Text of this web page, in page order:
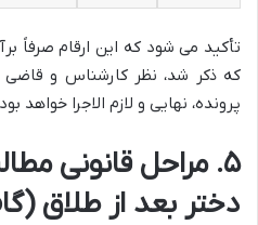
تأکید می شود که این ارقام صرفاً
که ذکر شد، نظر کارشناس و
پرونده، نهایی و لازم الاجرا خواهد
۵. مراحل قانونی
دختر بعد از طلاق